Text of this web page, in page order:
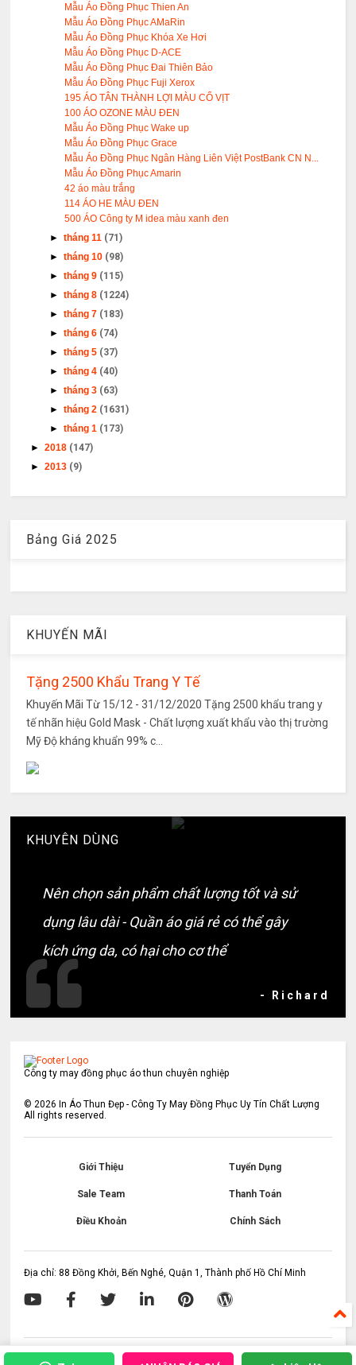
Mẫu Áo Đồng Phục Thien An
Mẫu Áo Đồng Phục AMaRin
Mẫu Áo Đồng Phục Khóa Xe Hơi
Mẫu Áo Đồng Phục D-ACE
Mẫu Áo Đồng Phục Đai Thiên Bảo
Mẫu Áo Đồng Phục Fuji Xerox
195 ÁO TÂN THÀNH LỢI MÀU CỔ VỊT
100 ÁO OZONE MÀU ĐEN
Mẫu Áo Đồng Phục Wake up
Mẫu Áo Đồng Phục Grace
Mẫu Áo Đồng Phục Ngân Hàng Liên Việt PostBank CN N...
Mẫu Áo Đồng Phục Amarin
42 áo màu trắng
114 ÁO HE MÀU ĐEN
500 ÁO Công ty M idea màu xanh đen
►tháng 11 (71)
►tháng 10 (98)
►tháng 9 (115)
►tháng 8 (1224)
►tháng 7 (183)
►tháng 6 (74)
►tháng 5 (37)
►tháng 4 (40)
►tháng 3 (63)
►tháng 2 (1631)
►tháng 1 (173)
►2018 (147)
►2013 (9)
Bảng Giá 2025
KHUYẾN MÃI
Tặng 2500 Khẩu Trang Y Tế
Khuyến Mãi Từ 15/12 - 31/12/2020 Tặng 2500 khẩu trang y
tế nhãn hiệu Gold Mask - Chất lượng xuất khẩu vào thị trường
Mỹ Độ kháng khuẩn 99% c...
KHUYÊN DÙNG
Nên chọn sản phẩm chất lượng tốt và sử
dụng lâu dài - Quần áo giá rẻ có thể gây
kích ứng da, có hại cho cơ thể
- Richard
Công ty may đồng phục áo thun chuyên nghiệp
© 2026 In Áo Thun Đẹp - Công Ty May Đồng Phục Uy Tín Chất Lượng
All rights reserved.
Giới Thiệu Tuyển Dụng
Sale Team Thanh Toán
Điều Khoản Chính Sách
Địa chỉ: 88 Đồng Khởi, Bến Nghé, Quận 1, Thành phố Hồ Chí Minh